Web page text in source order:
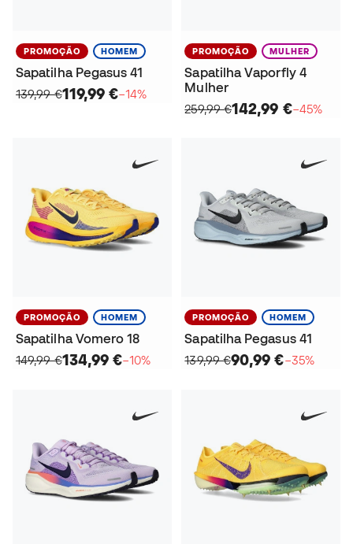
PROMOÇÃO HOMEM
Sapatilha Pegasus 41
139,99 €119,99 €−14%
PROMOÇÃO MULHER
Sapatilha Vaporfly 4
Mulher
259,99 €142,99 €−45%
PROMOÇÃO HOMEM
Sapatilha Vomero 18
149,99 €134,99 €−10%
PROMOÇÃO HOMEM
Sapatilha Pegasus 41
139,99 €90,99 €−35%